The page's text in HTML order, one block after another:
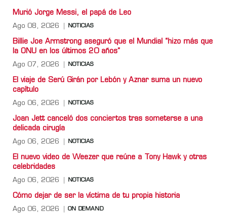
Murió Jorge Messi, el papá de Leo
Ago 08, 2026 NOTICIAS
Billie Joe Armstrong aseguró que el Mundial “hizo más que
la ONU en los últimos 20 años”
Ago 07, 2026 NOTICIAS
El viaje de Serú Girán por Lebón y Aznar suma un nuevo
capítulo
Ago 06, 2026 NOTICIAS
Joan Jett canceló dos conciertos tras someterse a una
delicada cirugía
Ago 06, 2026 NOTICIAS
El nuevo video de Weezer que reúne a Tony Hawk y otras
celebridades
Ago 06, 2026 NOTICIAS
Cómo dejar de ser la víctima de tu propia historia
Ago 06, 2026 ON DEMAND